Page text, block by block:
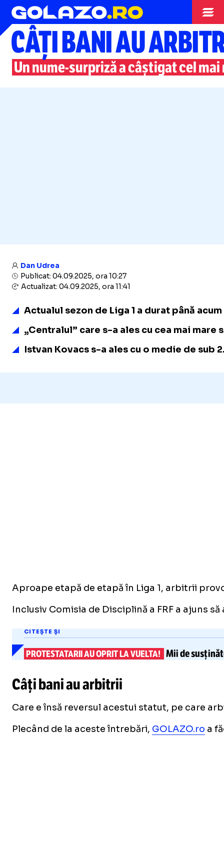
Superliga
CÂȚI BANI AU
Unnume-surprizăa câștigat cel
Dan Udrea
Publicat: 04.09.2025, ora 10:27
Actualizat: 04.09.2025, ora 11:41
Actualul sezon de Liga 1 a durat până
„Centralul” care s-a ales cu cea mai mare
Istvan Kovacs s-a ales cu o medie de sub
Aproape etapă de etapă în Liga 1, arbitrii
Inclusiv Comisia de Disciplină a FRF a ajuns
CITEȘTE ȘI
PROTESTATARII AU OPRIT LA VUELTA! Mii de
Câți bani au arbitrii
Care e însă reversul acestui statut, pe care
Plecând de la aceste întrebări, GOLAZO.ro a